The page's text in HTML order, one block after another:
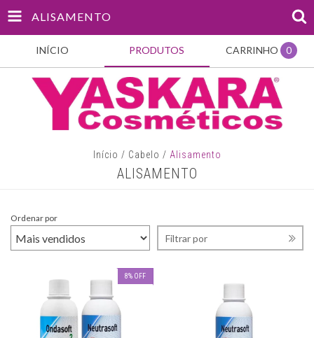
ALISAMENTO
INÍCIO PRODUTOS CARRINHO 0
Início / Cabelo / Alisamento
ALISAMENTO
Ordenar por
Filtrar por
8% OFF